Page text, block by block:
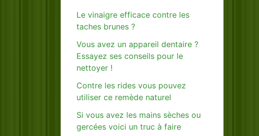
Le vinaigre efficace contre les
taches brunes ?
Vous avez un appareil dentaire ?
Essayez ses conseils pour le
nettoyer !
Contre les rides vous pouvez
utiliser ce remède naturel
Si vous avez les mains sèches ou
gercées voici un truc à faire